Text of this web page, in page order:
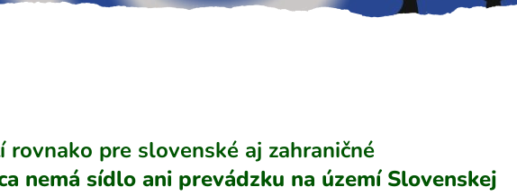
rovnako pre slovenské aj zahraničné
nemá sídlo ani prevádzku na území Slovenskej